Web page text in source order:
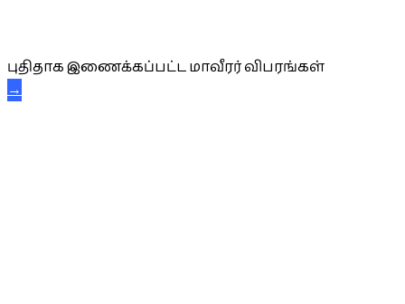
புதிதாக இணைக்கப்பட்ட மாவீரர் விபரங்கள்
→